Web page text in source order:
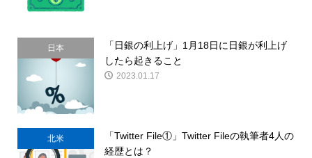
日本
「日銀の利上げ」1月18日に日銀が利上げ
したら起きること
2023.01.17
北米
「Twitter File①」Twitter Fileの執筆者4人の
経歴とは？